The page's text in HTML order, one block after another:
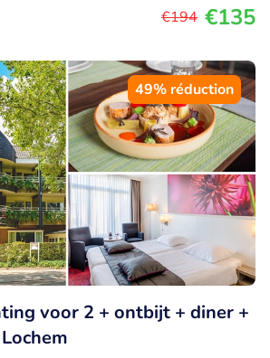
€194 €135
49% réduction
voor 2 + ontbijt + diner +